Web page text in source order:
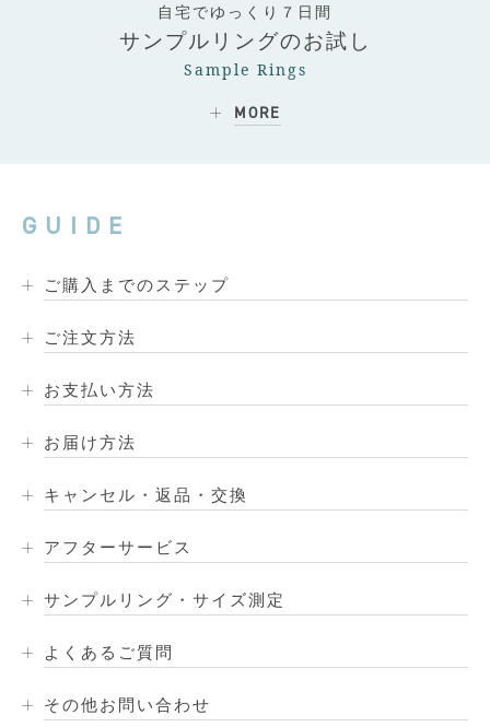
自宅でゆっくり７日間
サンプルリングのお試し
Sample Rings
MORE
GUIDE
ご購入までのステップ
ご注文方法
お支払い方法
お届け方法
キャンセル・返品・交換
アフターサービス
サンプルリング・サイズ測定
よくあるご質問
その他お問い合わせ